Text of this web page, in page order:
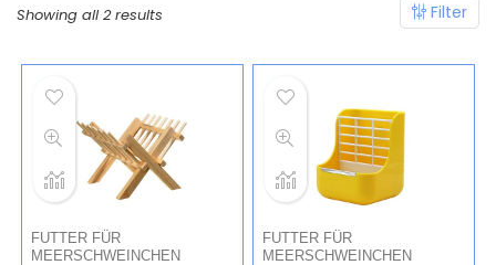
Filter
Showing all 2 results
FUTTER FÜR
MEERSCHWEINCHEN
FUTTER FÜR
MEERSCHWEINCHEN